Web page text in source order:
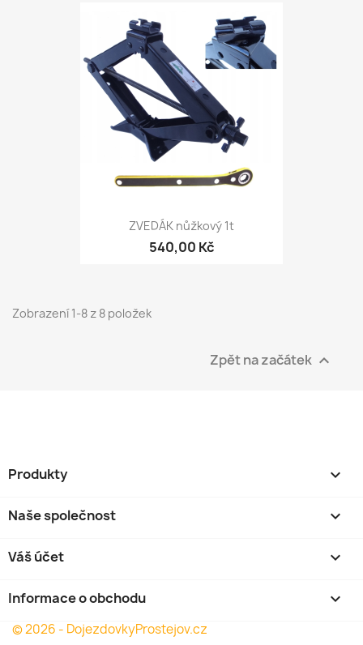
ZVEDÁK nůžkový 1t
540,00 Kč
Zobrazení 1-8 z 8 položek
Zpět na začátek 
Produkty 
Naše společnost 
Váš účet 
Informace o obchodu keyboard_arrow_down
© 2026 - DojezdovkyProstejov.cz